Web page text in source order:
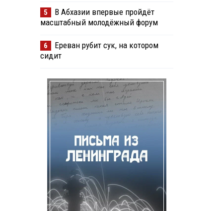
5
В Абхазии впервые пройдёт
масштабный молодёжный форум
6
Ереван рубит сук, на котором
сидит